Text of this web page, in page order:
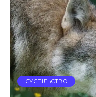
СУСПІЛЬСТВО